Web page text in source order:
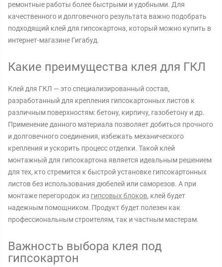
ремонтные работы более быстрыми и удобными. Для
качественного и долговечного результата важно подобрать
подходящий клей для гипсокартона, который можно купить в
интернет-магазине Гигабуд.
Какие преимущества клея для ГКЛ
Клей для ГКЛ — это специализированный состав,
разработанный для крепления гипсокартонных листов к
различным поверхностям: бетону, кирпичу, газобетону и др.
Применение данного материала позволяет добиться прочного
и долговечного соединения, избежать механического
крепления и ускорить процесс отделки. Такой клей
монтажный для гипсокартона является идеальным решением
для тех, кто стремится к быстрой установке гипсокартонных
листов без использования дюбелей или саморезов. А при
монтаже перегородок из гипсовых блоков, клей будет
надежным помощником. Продукт будет полезен как
профессиональным строителям, так и частным мастерам.
Важность выбора клея под
гипсокартон